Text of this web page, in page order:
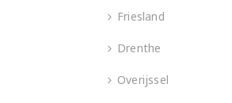
Friesland
Drenthe
Overijssel